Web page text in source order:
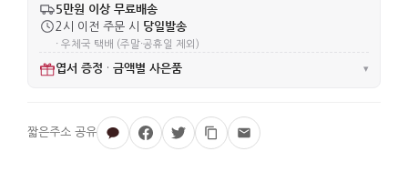
5만원 이상 무료배송
2시 이전 주문 시 당일발송
· 우체국 택배 (주말·공휴일 제외)
엽서 증정 · 금액별 사은품 ▾